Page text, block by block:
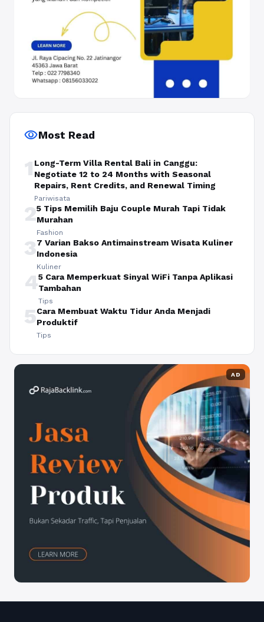
visibilityMost Read
1 Long-Term Villa Rental Bali in Canggu:
Negotiate 12 to 24 Months with Seasonal
Repairs, Rent Credits, and Renewal Timing
Pariwisata
25 Tips Memilih Baju Couple Murah Tapi Tidak
Murahan
Fashion
37 Varian Bakso Antimainstream Wisata Kuliner
Indonesia
Kuliner
45 Cara Memperkuat Sinyal WiFi Tanpa Aplikasi
Tambahan
Tips
5Cara Membuat Waktu Tidur Anda Menjadi
Produktif
Tips
AD